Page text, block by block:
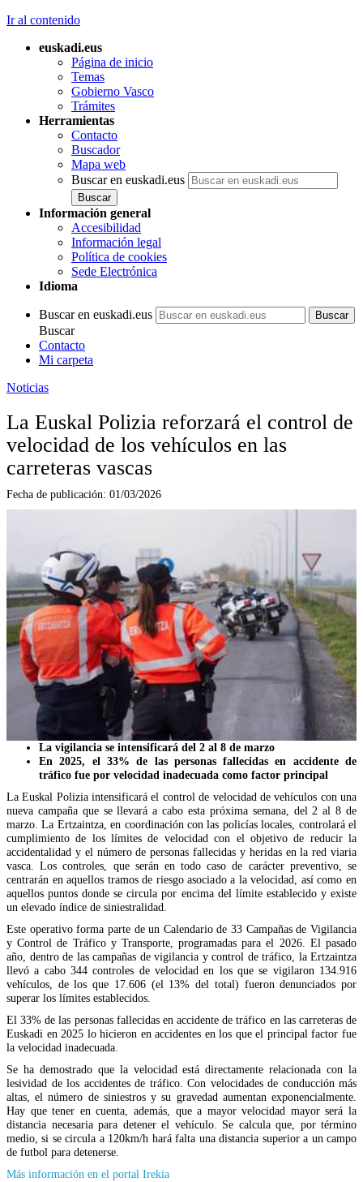
Ir al contenido
euskadi.eus
Página de inicio
Temas
Gobierno Vasco
Trámites
Herramientas
Contacto
Buscador
Mapa web
Buscar en euskadi.eus
Información general
Accesibilidad
Información legal
Política de cookies
Sede Electrónica
Idioma
Buscar en euskadi.eus
Buscar
Contacto
Mi carpeta
Noticias
La Euskal Polizia reforzará el control de
velocidad de los vehículos en las
carreteras vascas
Fecha de publicación: 01/03/2026
La vigilancia se intensificará del 2 al 8 de marzo
En 2025, el 33% de las personas fallecidas en accidente de
tráfico fue por velocidad inadecuada como factor principal
La Euskal Polizia intensificará el control de velocidad de vehículos con una
nueva campaña que se llevará a cabo esta próxima semana, del 2 al 8 de
marzo. La Ertzaintza, en coordinación con las policías locales, controlará el
cumplimiento de los límites de velocidad con el objetivo de reducir la
accidentalidad y el número de personas fallecidas y heridas en la red viaria
vasca. Los controles, que serán en todo caso de carácter preventivo, se
centrarán en aquellos tramos de riesgo asociado a la velocidad, así como en
aquellos puntos donde se circula por encima del límite establecido y existe
un elevado índice de siniestralidad.
Este operativo forma parte de un Calendario de 33 Campañas de Vigilancia
y Control de Tráfico y Transporte, programadas para el 2026. El pasado
año, dentro de las campañas de vigilancia y control de tráfico, la Ertzaintza
llevó a cabo 344 controles de velocidad en los que se vigilaron 134.916
vehículos, de los que 17.606 (el 13% del total) fueron denunciados por
superar los límites establecidos.
El 33% de las personas fallecidas en accidente de tráfico en las carreteras de
Euskadi en 2025 lo hicieron en accidentes en los que el principal factor fue
la velocidad inadecuada.
Se ha demostrado que la velocidad está directamente relacionada con la
lesividad de los accidentes de tráfico. Con velocidades de conducción más
altas, el número de siniestros y su gravedad aumentan exponencialmente.
Hay que tener en cuenta, además, que a mayor velocidad mayor será la
distancia necesaria para detener el vehículo. Se calcula que, por término
medio, si se circula a 120km/h hará falta una distancia superior a un campo
de futbol para detenerse.
Más información en el portal Irekia(Se